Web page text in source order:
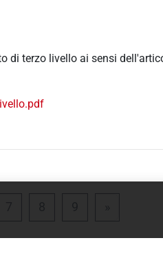
di terzo livello ai sensi
6